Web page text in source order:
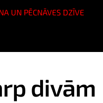
UN PĒCNĀVES DZĪVE
divām